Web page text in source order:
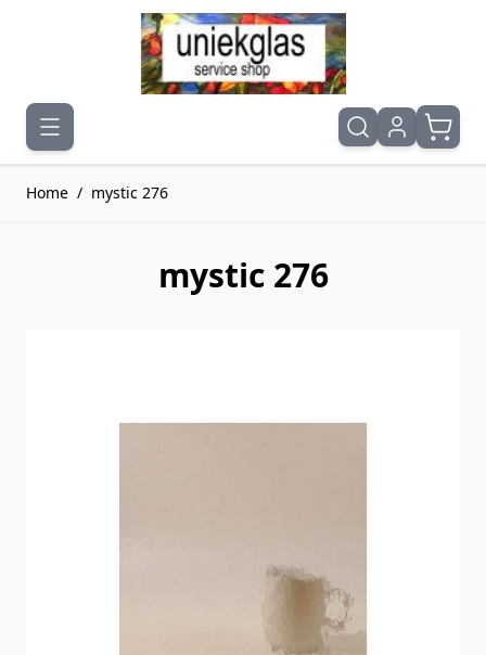
Ga naar de inhoud
Home / mystic 276
mystic 276